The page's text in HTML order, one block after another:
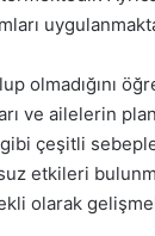
olmadığını
ve ailelerin
çeşitli
etkileri
olarak